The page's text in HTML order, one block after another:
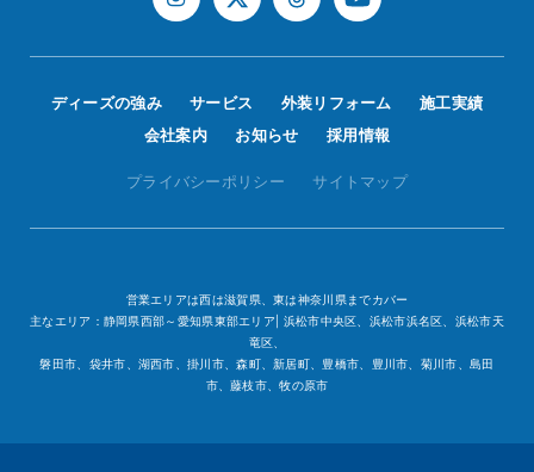
ディーズの強み サービス 外装リフォーム
施工実績
会社案内
お知らせ 採用情報
プライバシーポリシー サイトマップ
営業エリアは西は滋賀県、東は神奈川県までカバー
主なエリア：静岡県西部～愛知県東部エリア| 浜松市中央区、浜松市浜名区、浜松市天
竜区、
磐田市、袋井市、湖西市、掛川市、森町、新居町、豊橋市、豊川市、菊川市、島田
市、藤枝市、牧の原市